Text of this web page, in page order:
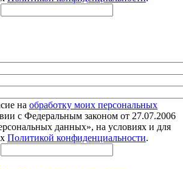
на обработку моих персональных
с Федеральным законом от 27.07.2006
данных», на условиях и для
Политикой конфиденциальности.